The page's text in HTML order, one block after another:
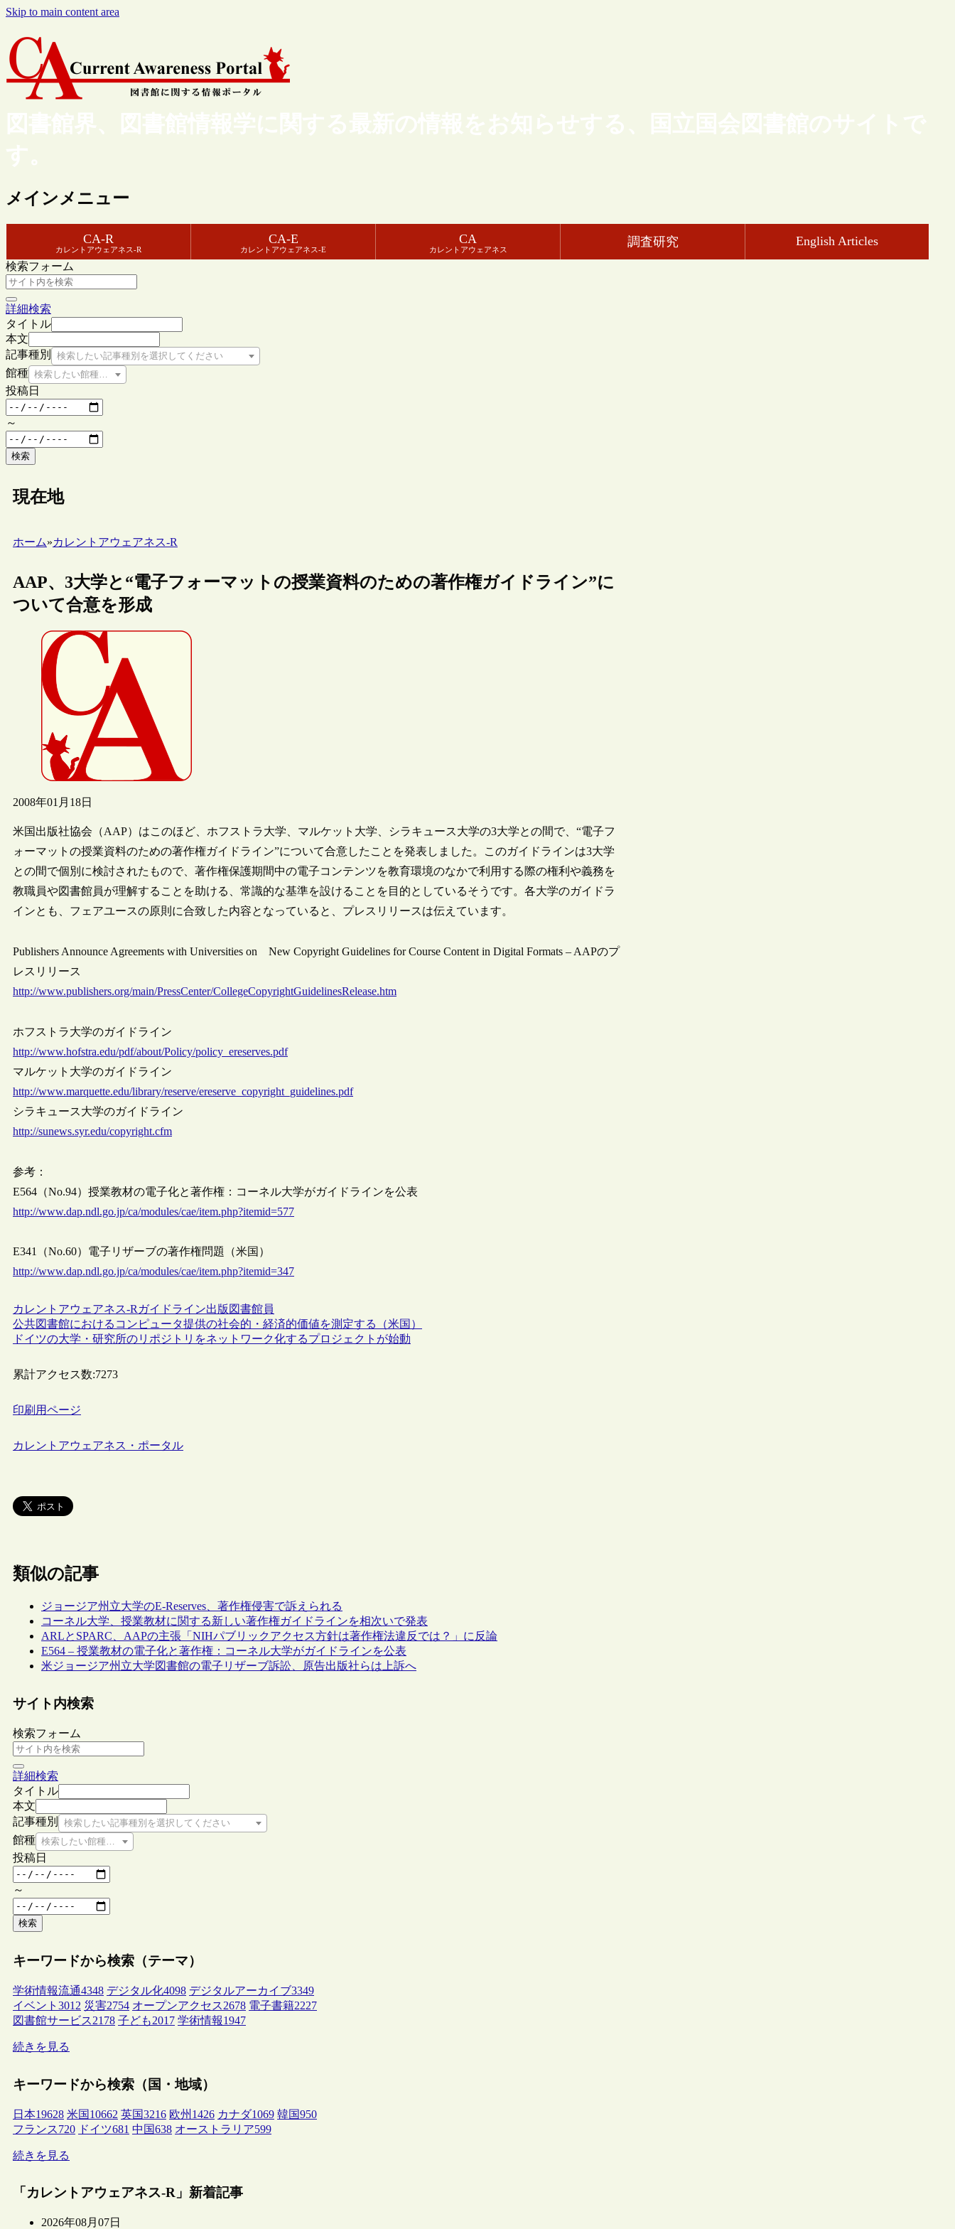
Skip to main content area
図書館界、図書館情報学に関する最新の情報をお知らせする、国立国会図書館のサイトで
す。
メインメニュー
CA-R
カレントアウェアネス-R
CA-E
カレントアウェアネス-E
CA
カレントアウェアネス
調査研究 English Articles
検索フォーム
詳細検索
タイトル
本文
記事種別
検索したい記事種別を選択してください
館種 検索したい館種を選択してください
投稿日
～
検索
現在地
ホーム»カレントアウェアネス-R
AAP、3大学と“電子フォーマットの授業資料のための著作権ガイドライン”に
ついて合意を形成
2008年01月18日
米国出版社協会（AAP）はこのほど、ホフストラ大学、マルケット大学、シラキュース大学の3大学との間で、“電子フ
ォーマットの授業資料のための著作権ガイドライン”について合意したことを発表しました。このガイドラインは3大学
との間で個別に検討されたもので、著作権保護期間中の電子コンテンツを教育環境のなかで利用する際の権利や義務を
教職員や図書館員が理解することを助ける、常識的な基準を設けることを目的としているそうです。各大学のガイドラ
インとも、フェアユースの原則に合致した内容となっていると、プレスリリースは伝えています。
Publishers Announce Agreements with Universities on New Copyright Guidelines for Course Content in Digital Formats – AAPのプ
レスリリース
http://www.publishers.org/main/PressCenter/CollegeCopyrightGuidelinesRelease.htm
ホフストラ大学のガイドライン
http://www.hofstra.edu/pdf/about/Policy/policy_ereserves.pdf
マルケット大学のガイドライン
http://www.marquette.edu/library/reserve/ereserve_copyright_guidelines.pdf
シラキュース大学のガイドライン
http://sunews.syr.edu/copyright.cfm
参考：
E564（No.94）授業教材の電子化と著作権：コーネル大学がガイドラインを公表
http://www.dap.ndl.go.jp/ca/modules/cae/item.php?itemid=577
E341（No.60）電子リザーブの著作権問題（米国）
http://www.dap.ndl.go.jp/ca/modules/cae/item.php?itemid=347
カレントアウェアネス-R ガイドライン出版 図書館員
公共図書館におけるコンピュータ提供の社会的・経済的価値を測定する（米国）
ドイツの大学・研究所のリポジトリをネットワーク化するプロジェクトが始動
累計アクセス数:7273
印刷用ページ
カレントアウェアネス・ポータル
類似の記事
ジョージア州立大学のE-Reserves、著作権侵害で訴えられる
コーネル大学、授業教材に関する新しい著作権ガイドラインを相次いで発表
ARLとSPARC、AAPの主張「NIHパブリックアクセス方針は著作権法違反では？」に反論
E564 – 授業教材の電子化と著作権：コーネル大学がガイドラインを公表
米ジョージア州立大学図書館の電子リザーブ訴訟、原告出版社らは上訴へ
サイト内検索
検索フォーム
詳細検索
タイトル
本文
記事種別
検索したい記事種別を選択してください
館種 検索したい館種を選択してください
投稿日
～
検索
キーワードから検索（テーマ）
学術情報流通4348 デジタル化4098 デジタルアーカイブ3349
イベント 3012 災害2754 オープンアクセス2678 電子書籍2227
図書館サービス2178 子ども2017 学術情報1947
続きを見る
キーワードから検索（国・地域）
日本19628 米国 10662 英国3216 欧州 1426 カナダ1069 韓国950
フランス720 ドイツ681 中国638 オーストラリア599
続きを見る
「カレントアウェアネス-R」新着記事
2026年08月07日